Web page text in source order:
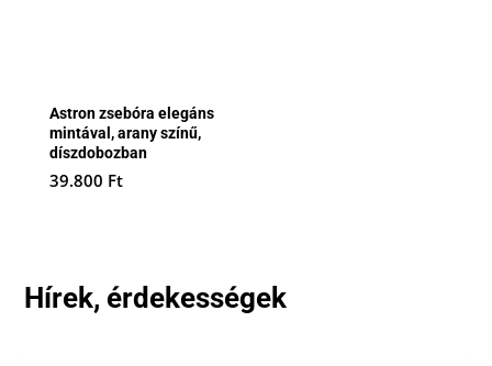
Astron zsebóra elegáns
mintával, arany színű,
díszdobozban
39.800 Ft
Hírek, érdekességek